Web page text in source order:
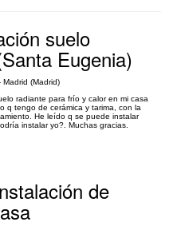
suelo
Eugenia)
(Madrid)
radiante para frío y calor en mi casa
q tengo de cerámica y tarima, con la
He leído q se puede instalar
instalar yo?. Muchas gracias.
de